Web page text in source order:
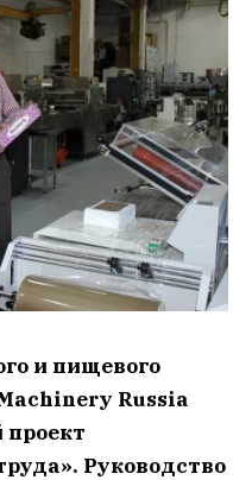
и пищевого
Russia
Руководство